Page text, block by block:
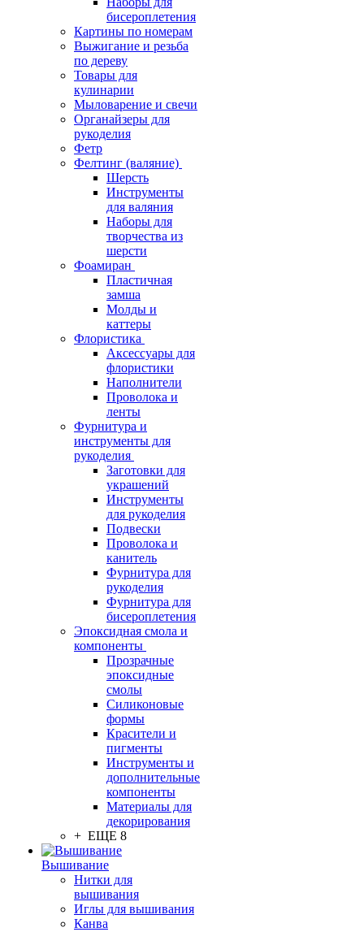
бисероплетения
Картины по номерам
Выжигание и резьба
по дереву
Товары для
кулинарии
Мыловарение и свечи
Органайзеры для
рукоделия
Фетр
Фелтинг (валяние)
Шерсть
Инструменты
для валяния
Наборы для
творчества из
шерсти
Фоамиран
Пластичная
замша
Молды и
каттеры
Флористика
Аксессуары для
флористики
Наполнители
Проволока и
ленты
Фурнитура и
инструменты для
рукоделия
Заготовки для
украшений
Инструменты
для рукоделия
Подвески
Проволока и
канитель
Фурнитура для
рукоделия
Фурнитура для
бисероплетения
Эпоксидная смола и
компоненты
Прозрачные
эпоксидные
смолы
Силиконовые
формы
Красители и
пигменты
Инструменты и
дополнительные
компоненты
Материалы для
декорирования
+ ЕЩЕ 8
Вышивание
Нитки для
вышивания
Иглы для вышивания
Канва